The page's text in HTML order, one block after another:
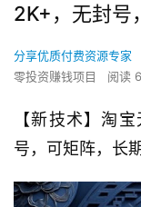
2K+，无封号
分享优质付费资源专家
零投资赚钱项目
阅读 6
【新技术】淘
号，可矩阵，长